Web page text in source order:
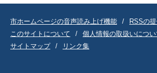
市ホームページの音声読み上げ機能
RSSの
このサイトについて
個人情報の取扱いについ
サイトマップ
リンク集